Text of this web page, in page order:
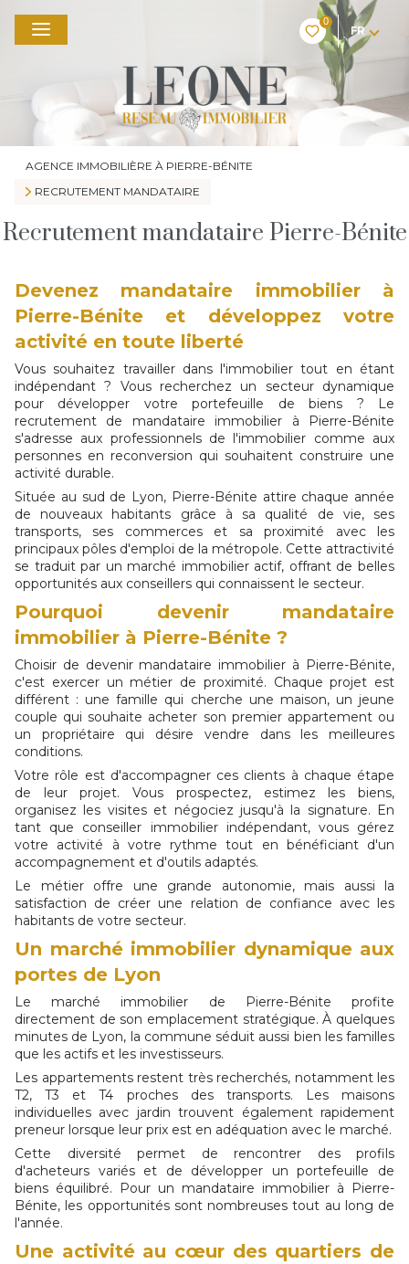
0
FR
AGENCE IMMOBILIÈRE À PIERRE-BÉNITE
RECRUTEMENT MANDATAIRE
Recrutement mandataire Pierre-Bénite
Devenez mandataire immobilier à
Pierre-Bénite et développez votre
activité en toute liberté
Vous souhaitez travailler dans l'immobilier tout en étant
indépendant ? Vous recherchez un secteur dynamique
pour développer votre portefeuille de biens ? Le
recrutement de mandataire immobilier à Pierre-Bénite
s'adresse aux professionnels de l'immobilier comme aux
personnes en reconversion qui souhaitent construire une
activité durable.
Située au sud de Lyon, Pierre-Bénite attire chaque année
de nouveaux habitants grâce à sa qualité de vie, ses
transports, ses commerces et sa proximité avec les
principaux pôles d'emploi de la métropole. Cette attractivité
se traduit par un marché immobilier actif, offrant de belles
opportunités aux conseillers qui connaissent le secteur.
Pourquoi devenir mandataire
immobilier à Pierre-Bénite ?
Choisir de devenir mandataire immobilier à Pierre-Bénite,
c'est exercer un métier de proximité. Chaque projet est
différent : une famille qui cherche une maison, un jeune
couple qui souhaite acheter son premier appartement ou
un propriétaire qui désire vendre dans les meilleures
conditions.
Votre rôle est d'accompagner ces clients à chaque étape
de leur projet. Vous prospectez, estimez les biens,
organisez les visites et négociez jusqu'à la signature. En
tant que conseiller immobilier indépendant, vous gérez
votre activité à votre rythme tout en bénéficiant d'un
accompagnement et d'outils adaptés.
Le métier offre une grande autonomie, mais aussi la
satisfaction de créer une relation de confiance avec les
habitants de votre secteur.
Un marché immobilier dynamique aux
portes de Lyon
Le marché immobilier de Pierre-Bénite profite
directement de son emplacement stratégique. À quelques
minutes de Lyon, la commune séduit aussi bien les familles
que les actifs et les investisseurs.
Les appartements restent très recherchés, notamment les
T2, T3 et T4 proches des transports. Les maisons
individuelles avec jardin trouvent également rapidement
preneur lorsque leur prix est en adéquation avec le marché.
Cette diversité permet de rencontrer des profils
d'acheteurs variés et de développer un portefeuille de
biens équilibré. Pour un mandataire immobilier à Pierre-
Bénite, les opportunités sont nombreuses tout au long de
l'année.
Une activité au cœur des quartiers de